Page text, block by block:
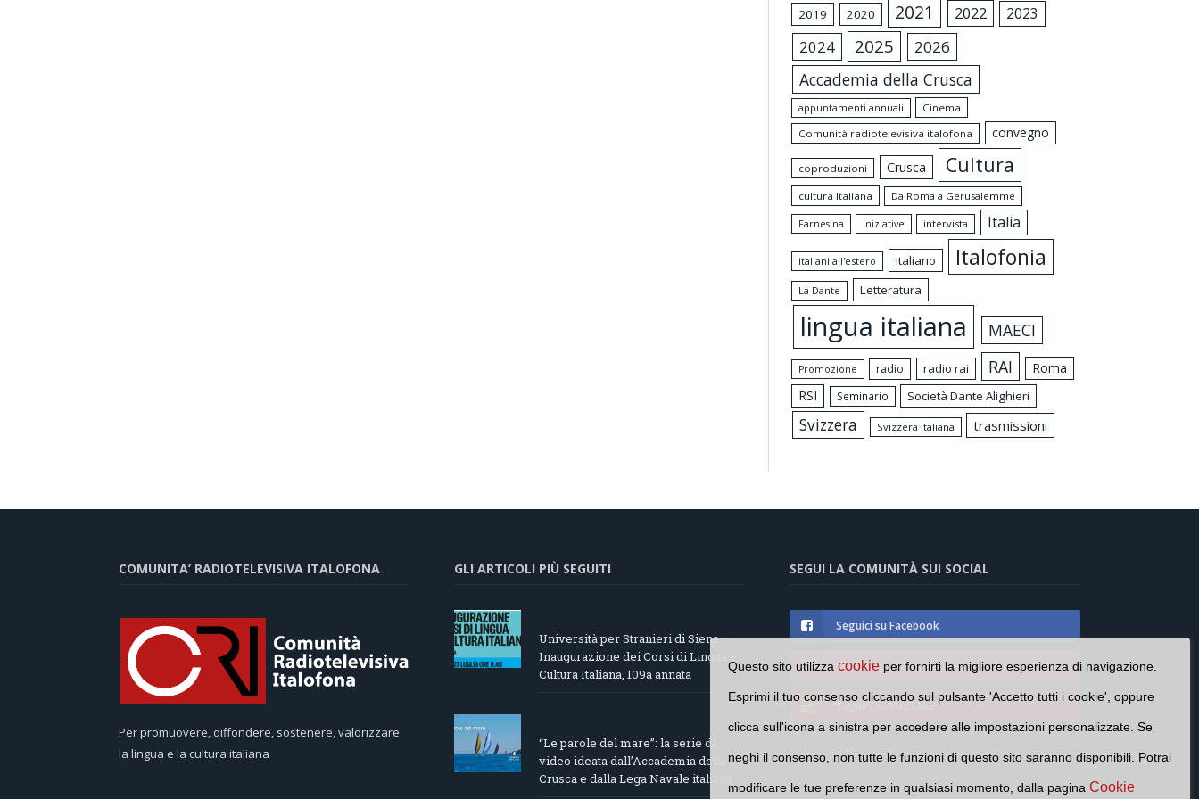
2019 2020 2021 2022 2023
2024 2025 2026
Accademia della Crusca
appuntamenti annuali
Cinema
Comunità radiotelevisiva italofona
convegno
coproduzioni Crusca Cultura
cultura Italiana Da Roma a Gerusalemme
Farnesina iniziative intervista Italia
italiani all'estero italiano Italofonia
La Dante Letteratura
lingua italiana MAECI
Promozione radio radio rai RAI
Roma
RSI
Seminario Società Dante Alighieri
Svizzera Svizzera italiana trasmissioni
COMUNITA’ RADIOTELEVISIVA ITALOFONA
Per promuovere, diffondere, sostenere, valorizzare
la lingua e la cultura italiana
GLI ARTICOLI PIÙ SEGUITI
Università per Stranieri di Siena –
Inaugurazione dei Corsi di Lingua e
Cultura Italiana, 109a annata
“Le parole del mare”: la serie di
video ideata dall’Accademia della
Crusca e dalla Lega Navale italiana
SEGUI LA COMUNITÀ SUI SOCIAL
Seguici su Facebook
Seguici su Instagram
Seguici su YouTube
Questo sito utilizzacookie per fornirti la migliore esperienza di navigazione.
Esprimi il tuo consenso cliccando sul pulsante 'Accetto tutti i cookie', oppure
clicca sull'icona a sinistra per accedere alle impostazioni personalizzate. Se
neghi il consenso, non tutte le funzioni di questo sito saranno disponibili. Potrai
modificare le tue preferenze in qualsiasi momento, dalla pagina Cookie